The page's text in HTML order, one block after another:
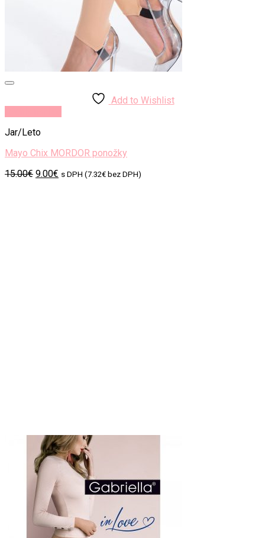
Add to Wishlist
Jar/Leto
Mayo Chix MORDOR ponožky
15.00€ Original
9.00€ Current
s DPH (7.32€ bez DPH)